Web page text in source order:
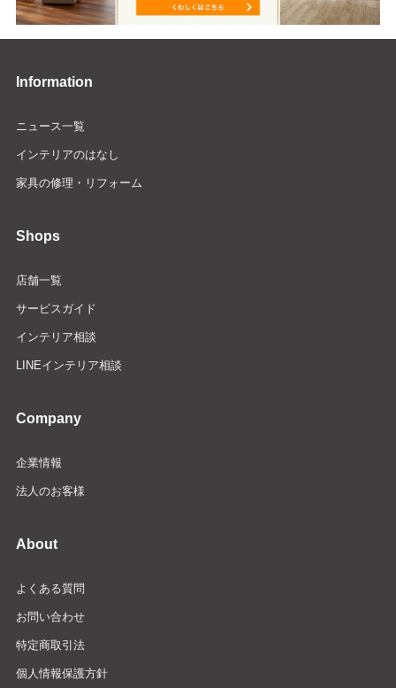
Information
ニュース一覧
インテリアのはなし
家具の修理・リフォーム
Shops
店舗一覧
サービスガイド
インテリア相談
LINEインテリア相談
Company
企業情報
法人のお客様
About
よくある質問
お問い合わせ
特定商取引法
個人情報保護方針